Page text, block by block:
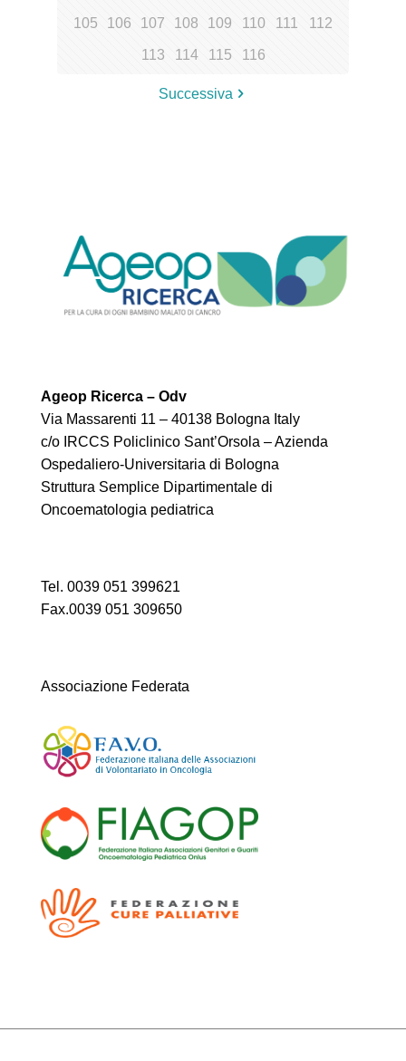
105 106 107 108 109 110 111 112
113 114 115 116
Successiva
Ageop Ricerca – Odv
Via Massarenti 11 – 40138 Bologna Italy
c/o IRCCS Policlinico Sant’Orsola – Azienda
Ospedaliero-Universitaria di Bologna
Struttura Semplice Dipartimentale di
Oncoematologia pediatrica
Tel. 0039 051 399621
Fax.0039 051 309650
Associazione Federata